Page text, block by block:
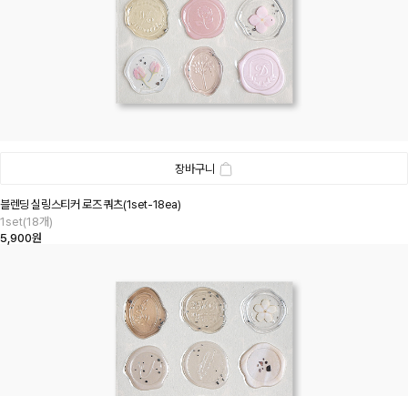
장바구니
블렌딩 실링스티커 로즈 쿼츠(1set-18ea)
1set(18개)
5,900원